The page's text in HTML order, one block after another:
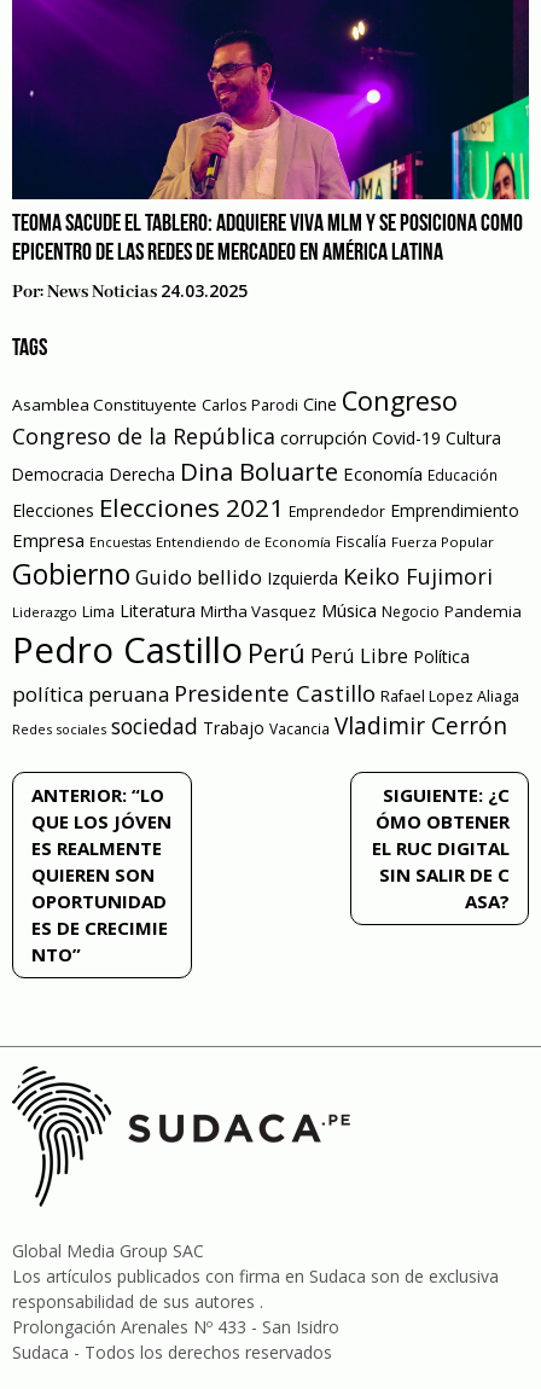
TEOMA SACUDE EL TABLERO: ADQUIERE VIVA MLM Y SE POSICIONA COMO
EPICENTRO DE LAS REDES DE MERCADEO EN AMÉRICA LATINA
Por:News Noticias 24.03.2025
TAGS
Asamblea Constituyente Carlos Parodi Cine Congreso
Congreso de la República corrupción Covid-19 Cultura
Democracia Derecha Dina Boluarte Economía Educación
Elecciones Elecciones 2021 Emprendedor Emprendimiento
Empresa Encuestas Entendiendo de Economía Fiscalía Fuerza Popular
Gobierno Guido bellido Izquierda Keiko Fujimori
Liderazgo Lima Literatura Mirtha Vasquez Música Negocio Pandemia
Pedro Castillo Perú Perú Libre Política
política peruana Presidente Castillo Rafael Lopez Aliaga
Redes sociales sociedad Trabajo Vacancia Vladimir Cerrón
Navegación
de
entradas
ANTERIOR: “LO
QUE LOS JÓVEN
ES REALMENTE
QUIEREN SON
OPORTUNIDAD
ES DE CRECIMIE
NTO”
SIGUIENTE: ¿C
ÓMO OBTENER
EL RUC DIGITAL
SIN SALIR DE C
ASA?
Global Media Group SAC
Los artículos publicados con firma en Sudaca son de exclusiva
responsabilidad de sus autores .
Prolongación Arenales Nº 433 - San Isidro
Sudaca - Todos los derechos reservados